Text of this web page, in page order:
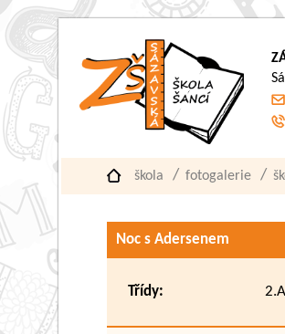
škola fotogalerie
Noc s Adersenem
Třídy: 2.A